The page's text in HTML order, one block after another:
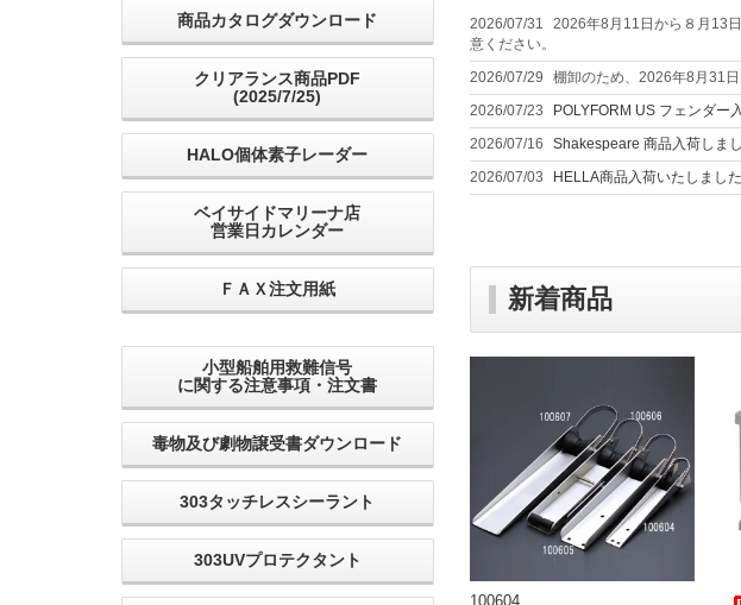
2026/07/31
2026年8月11日から８月13
意ください。
2026/07/29
棚卸のため、2026年8月31
2026/07/23
POLYFORM US フェンダー
2026/07/16
Shakespeare 商品入荷しまし
2026/07/03
HELLA商品入荷いたしました
新着商品
100604
商品カタログダウンロード
クリアランス商品PDF
(2025/7/25)
HALO個体素子レーダー
ベイサイドマリーナ店
営業日カレンダー
ＦＡＸ注文用紙
小型船舶用救難信号
に関する注意事項・注文書
毒物及び劇物譲受書ダウンロード
303タッチレスシーラント
303UVプロテクタント